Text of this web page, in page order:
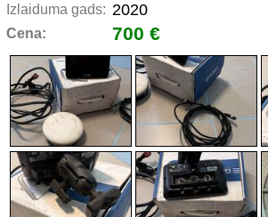
Izlaiduma gads: 2020
Cena: 700 €